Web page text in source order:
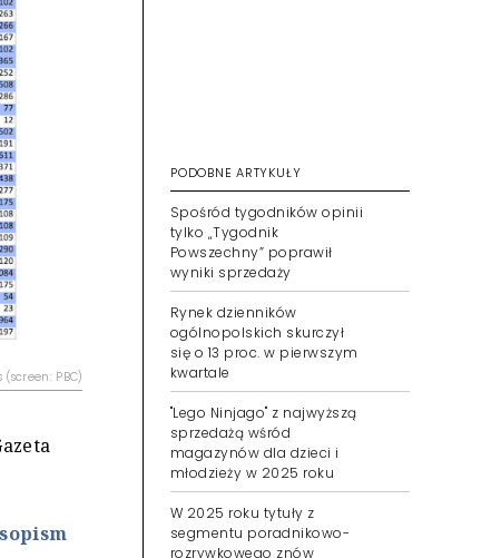
PBC)
PODOBNE ARTYKUŁY
Spośród tygodników opinii
tylko „Tygodnik
Powszechny” poprawił
wyniki sprzedaży
Rynek dzienników
ogólnopolskich skurczył
się o 13 proc. w pierwszym
kwartale
"Lego Ninjago" z najwyższą
sprzedażą wśród
magazynów dla dzieci i
młodzieży w 2025 roku
W 2025 roku tytuły z
segmentu poradnikowo-
rozrywkowego znów